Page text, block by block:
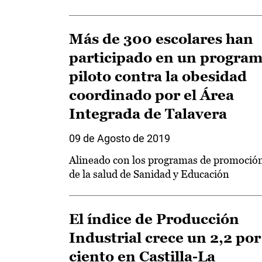
Más de 300 escolares han
participado en un
piloto contra la obesidad
coordinado por el Área
Integrada de Talavera
09 de Agosto de 2019
Alineado con los programas de
de la salud de Sanidad y Educación
El índice de Producción
Industrial crece un 2,2 por
ciento en Castilla-La